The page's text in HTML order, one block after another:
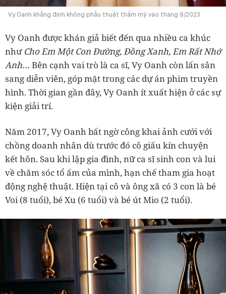
Vy Oanh khẳng định không phẫu thuật thẩm mỹ vào tháng 9/2023
Vy Oanh được khán giả biết đến qua nhiều ca khúc
như Cho Em Một Con Đường, Đồng Xanh, Em Rất Nhớ
Anh… Bên cạnh vai trò là ca sĩ, Vy Oanh còn lấn sân
sang diễn viên, góp mặt trong các dự án phim truyền
hình. Thời gian gần đây, Vy Oanh ít xuất hiện ở các sự
kiện giải trí.
Năm 2017, Vy Oanh bất ngờ công khai ảnh cưới với
chồng doanh nhân dù trước đó cô giấu kín chuyện
kết hôn. Sau khi lập gia đình, nữ ca sĩ sinh con và lui
về chăm sóc tổ ấm của mình, hạn chế tham gia hoạt
động nghệ thuật. Hiện tại cô và ông xã có 3 con là bé
Voi (8 tuổi), bé Xu (6 tuổi) và bé út Mio (2 tuổi).